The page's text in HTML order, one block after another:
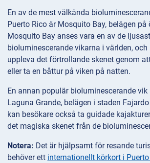
En av de mest välkända
Puerto Rico är Mosquito Bay, belägen på
Mosquito Bay anses vara en av de
bioluminescerande vikarna i världen, och
uppleva det förtrollande skenet genom
eller ta en båttur på viken på natten.
En annan populär bioluminescerande vik
Laguna Grande, belägen i staden
kan besökare också ta guidade
det magiska skenet från de
Notera: Det är hjälpsamt för resande
behöver ett internationellt körkort i